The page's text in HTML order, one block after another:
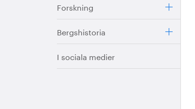
Forskning
Bergshistoria
I sociala medier